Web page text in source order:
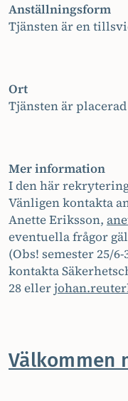
Anställningsform
Tjänsten är en
Ort
Tjänsten är
Mer information
I den här
Vänligen kontakta
Anette Eriksson,
eventuella frågor
(Obs! semester 25/
kontakta
28 eller
Välkommen